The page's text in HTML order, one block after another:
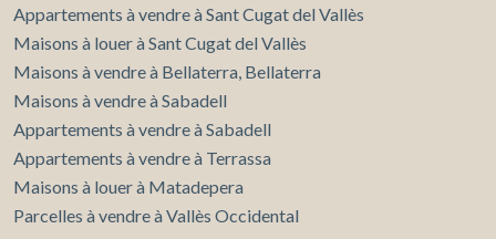
Appartements à vendre à Sant Cugat del Vallès
Maisons à louer à Sant Cugat del Vallès
Maisons à vendre à Bellaterra, Bellaterra
Maisons à vendre à Sabadell
Appartements à vendre à Sabadell
Appartements à vendre à Terrassa
Maisons à louer à Matadepera
Parcelles à vendre à Vallès Occidental